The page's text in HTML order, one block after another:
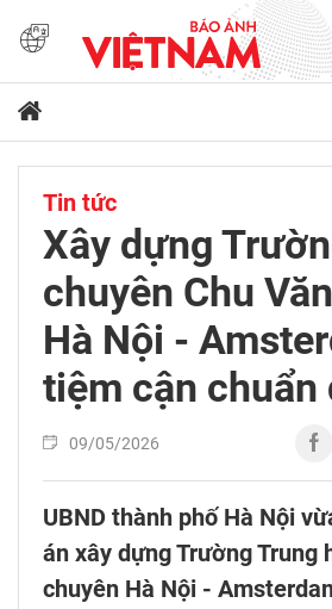
Tin tức
Xây dựng
chuyên Chu
Hà Nội -
tiệm cận chuẩn
09/05/2026
UBND thành phố Hà Nội
án xây dựng Trường Trung
chuyên Hà Nội -